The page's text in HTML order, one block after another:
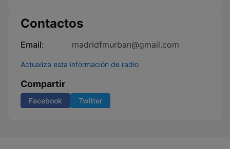
Contactos
Email: madridfmurban@gmail.com
Actualiza esta información de radio
Compartir
Facebook Twitter